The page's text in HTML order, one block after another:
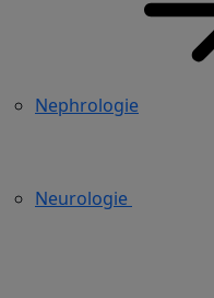
Nephrologie
Neurologie